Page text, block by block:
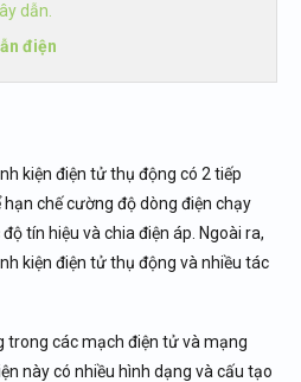
dẫn.
điện
kiện điện tử thụ động có 2 tiếp
chế cường độ dòng điện chạy
tín hiệu và chia điện áp. Ngoài ra,
kiện điện tử thụ động và nhiều tác
trong các mạch điện tử và mạng
này có nhiều hình dạng và cấu tạo